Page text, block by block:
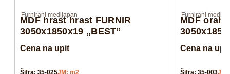
Furnirani medijapan
MDF hrast hrast FURNIR
3050x1850x19 „BEST“
Cena na upit
Furnirani
MDF orah
Cena na upit